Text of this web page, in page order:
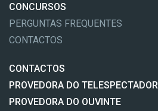
CONCURSOS
PERGUNTAS FREQUENTES
CONTACTOS
CONTACTOS
PROVEDORA DO TELESPECTADOR
PROVEDORA DO OUVINTE